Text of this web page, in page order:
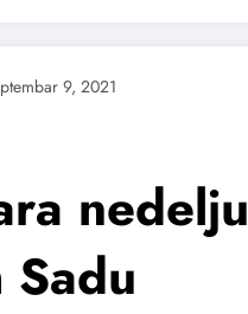
9, 2021
nedelju